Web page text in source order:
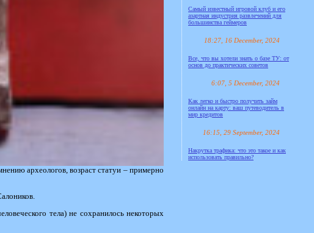
археологов, возраст статуи – примерно
тела) не сохранилось некоторых
Самый известный игровой клуб и его
азартная индустрия развлечений для
большинства геймеров
18:27, 16 December, 2024
Все, что вы хотели знать о базе ТУ: от
основ до практических советов
6:07, 5 December, 2024
Как легко и быстро получить займ
онлайн на карту: ваш путеводитель в
мир кредитов
16:15, 29 September, 2024
Накрутка трафика: что это такое и как
использовать правильно?